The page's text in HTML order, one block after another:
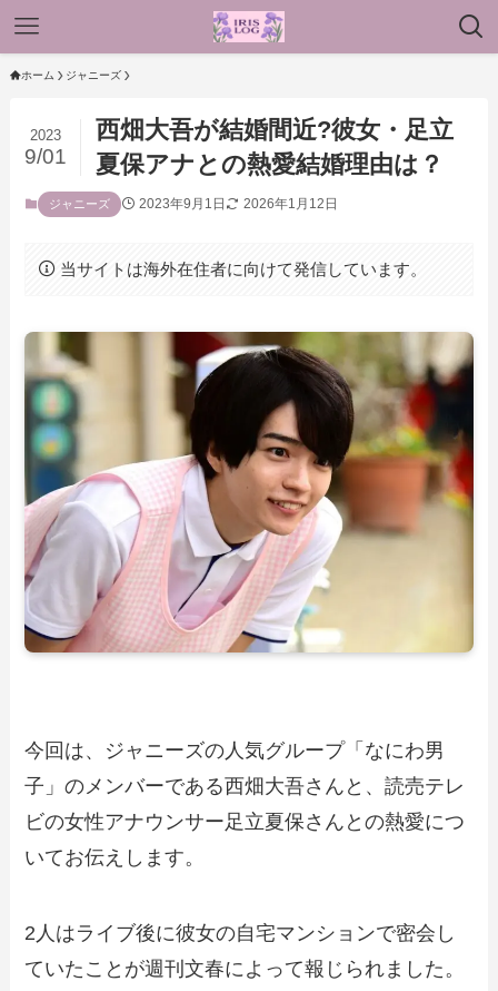
ホーム ジャニーズ
西畑大吾が結婚間近?彼女・足立
夏保アナとの熱愛結婚理由は？
2023
9/01
ジャニーズ 2023年9月1日 2026年1月12日
当サイトは海外在住者に向けて発信しています。
今回は、ジャニーズの人気グループ「なにわ男
子」のメンバーである西畑大吾さんと、読売テレ
ビの女性アナウンサー足立夏保さんとの熱愛につ
いてお伝えします。
2人はライブ後に彼女の自宅マンションで密会し
ていたことが週刊文春によって報じられました。